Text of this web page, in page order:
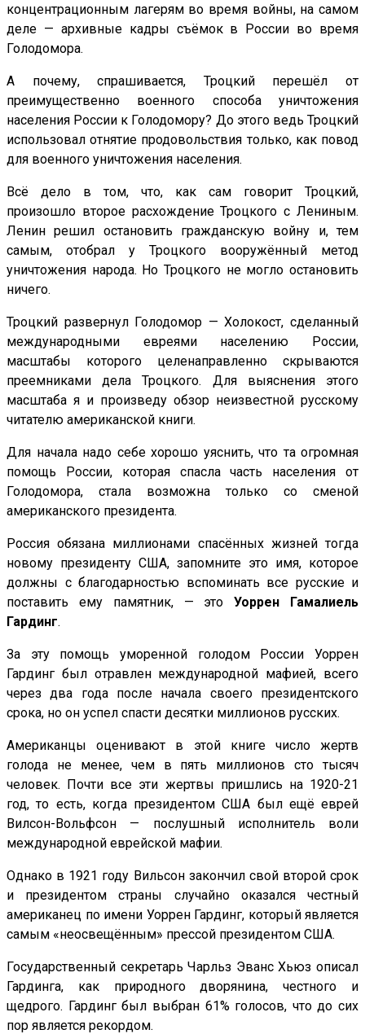
концентрационным лагерям во время войны, на самом
деле — архивные кадры съёмок в России во время
Голодомора.
А почему, спрашивается, Троцкий перешёл от
преимущественно военного способа уничтожения
населения России к Голодомору? До этого ведь Троцкий
использовал отнятие продовольствия только, как повод
для военного уничтожения населения.
Всё дело в том, что, как сам говорит Троцкий,
произошло второе расхождение Троцкого с Лениным.
Ленин решил остановить гражданскую войну и, тем
самым, отобрал у Троцкого вооружённый метод
уничтожения народа. Но Троцкого не могло остановить
ничего.
Троцкий развернул Голодомор — Холокост, сделанный
международными евреями населению России,
масштабы которого целенаправленно скрываются
преемниками дела Троцкого. Для выяснения этого
масштаба я и произведу обзор неизвестной русскому
читателю американской книги.
Для начала надо себе хорошо уяснить, что та огромная
помощь России, которая спасла часть населения от
Голодомора, стала возможна только со сменой
американского президента.
Россия обязана миллионами спасённых жизней тогда
новому президенту США, запомните это имя, которое
должны с благодарностью вспоминать все русские и
поставить ему памятник, — этоУоррен Гамалиель
Гардинг.
За эту помощь уморенной голодом России Уоррен
Гардинг был отравлен международной мафией, всего
через два года после начала своего президентского
срока, но он успел спасти десятки миллионов русских.
Американцы оценивают в этой книге число жертв
голода не менее, чем в пять миллионов сто тысяч
человек. Почти все эти жертвы пришлись на 1920-21
год, то есть, когда президентом США был ещё еврей
Вилсон-Вольфсон — послушный исполнитель воли
международной еврейской мафии.
Однако в 1921 году Вильсон закончил свой второй срок
и президентом страны случайно оказался честный
американец по имени Уоррен Гардинг, который является
самым «неосвещённым» прессой президентом США.
Государственный секретарь Чарльз Эванс Хьюз описал
Гардинга, как природного дворянина, честного и
щедрого. Гардинг был выбран 61% голосов, что до сих
пор является рекордом.